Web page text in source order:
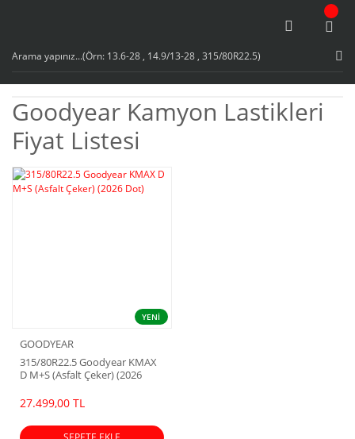
Goodyear Kamyon Lastikleri
Fiyat Listesi
YENİ
GOODYEAR
315/80R22.5 Goodyear KMAX
D M+S (Asfalt Çeker) (2026
27.499,00 TL